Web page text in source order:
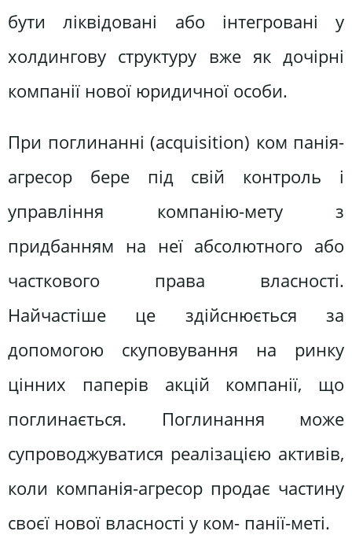
бути ліквідовані або інтегровані у
холдингову структуру вже як дочірні
компанії нової юридичної особи.
При поглинанні (acquisition) ком панія-
агресор бере під свій контроль і
управління компанію-мету з
придбанням на неї абсолютного або
часткового права власності.
Найчастіше це здійснюється за
допомогою скуповування на ринку
цінних паперів акцій компанії, що
поглинається. Поглинання може
супроводжуватися реалізацією активів,
коли компанія-агресор продає частину
своєї нової власності у ком- панії-меті.